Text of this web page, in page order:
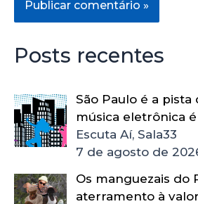
Posts recentes
São Paulo é a pista
música eletrônica
Escuta Aí, Sala33
7 de agosto de
Os manguezais do
aterramento à